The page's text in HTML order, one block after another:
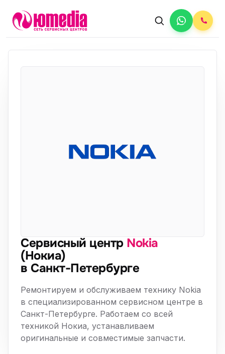
Сервисный центр Nokia
(Нокиа)
в Санкт-Петербурге
Ремонтируем и обслуживаем технику Nokia
в специализированном сервисном центре в
Санкт-Петербурге. Работаем со всей
техникой Нокиа, устанавливаем
оригинальные и совместимые запчасти.